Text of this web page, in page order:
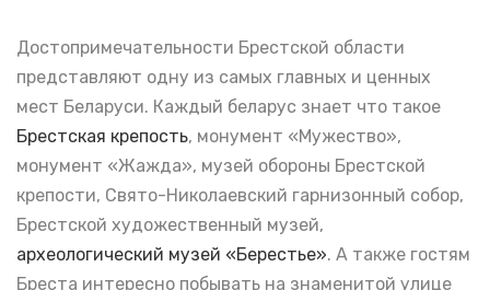
Достопримечательности Брестской области
представляют одну из самых главных и ценных
мест Беларуси. Каждый беларус знает что такое
Брестская крепость, монумент «Мужество»,
монумент «Жажда», музей обороны Брестской
крепости, Свято-Николаевский гарнизонный собор,
Брестской художественный музей,
археологический музей «Берестье». А также гостям
Бреста интересно побывать на знаменитой улице